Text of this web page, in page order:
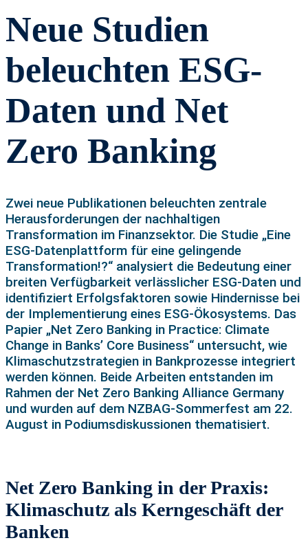
Neue Studien
beleuchten ESG-
Daten und Net
Zero Banking
Zwei neue Publikationen beleuchten zentrale
Herausforderungen der nachhaltigen
Transformation im Finanzsektor. Die Studie „Eine
ESG-Datenplattform für eine gelingende
Transformation!?“ analysiert die Bedeutung einer
breiten Verfügbarkeit verlässlicher ESG-Daten und
identifiziert Erfolgsfaktoren sowie Hindernisse bei
der Implementierung eines ESG-Ökosystems. Das
Papier „Net Zero Banking in Practice: Climate
Change in Banks’ Core Business“ untersucht, wie
Klimaschutzstrategien in Bankprozesse integriert
werden können. Beide Arbeiten entstanden im
Rahmen der Net Zero Banking Alliance Germany
und wurden auf dem NZBAG-Sommerfest am 22.
August in Podiumsdiskussionen thematisiert.
Net Zero Banking in der Praxis:
Klimaschutz als Kerngeschäft der
Banken